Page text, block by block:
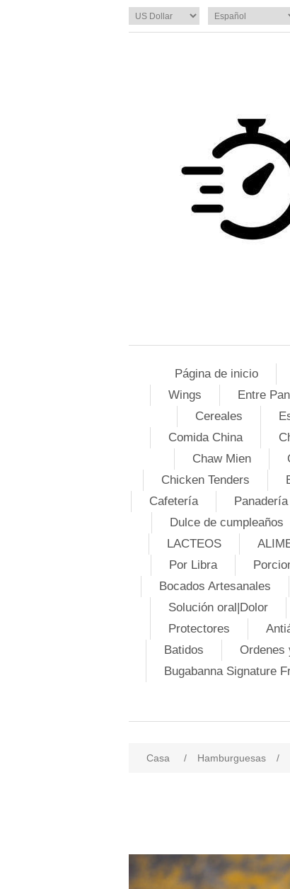
Página de inicio
Wings
Entre
Cereales
Comida China
Chaw Mien
Chicken Tenders
Cafetería
Panadería
Dulce de cumpleaños
LACTEOS
Por Libra
Bocados Artesanales
Solución oral|Dolor
Protectores
Batidos
Ordenes
Bugabanna Signature
Casa / Hamburguesas /